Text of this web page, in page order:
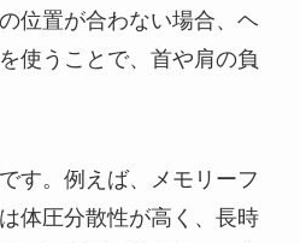
位置が合わない場合、ヘ
使うことで、首や肩の負
す。例えば、メモリーフ
体圧分散性が高く、長時